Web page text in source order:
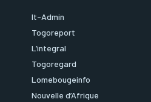
It-Admin
Togoreport
L’integral
Togoregard
Lomebougeinfo
Nouvelle d’Afrique